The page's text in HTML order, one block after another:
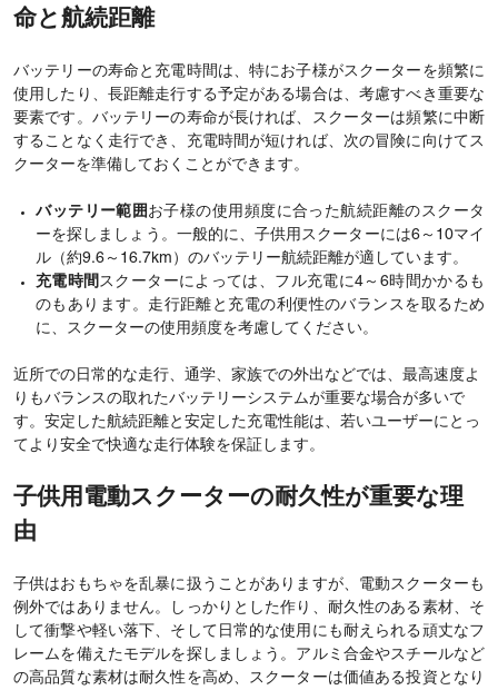
命と航続距離
バッテリーの寿命と充電時間は、特にお子様がスクーターを頻繁に
使用したり、長距離走行する予定がある場合は、考慮すべき重要な
要素です。バッテリーの寿命が長ければ、スクーターは頻繁に中断
することなく走行でき、充電時間が短ければ、次の冒険に向けてス
クーターを準備しておくことができます。
バッテリー範囲 お子様の使用頻度に合った航続距離のスクータ
ーを探しましょう。一般的に、子供用スクーターには6～10マイ
ル（約9.6～16.7km）のバッテリー航続距離が適しています。
充電時間 スクーターによっては、フル充電に4～6時間かかるも
のもあります。走行距離と充電の利便性のバランスを取るため
に、スクーターの使用頻度を考慮してください。
近所での日常的な走行、通学、家族での外出などでは、最高速度よ
りもバランスの取れたバッテリーシステムが重要な場合が多いで
す。安定した航続距離と安定した充電性能は、若いユーザーにとっ
てより安全で快適な走行体験を保証します。
子供用電動スクーターの耐久性が重要な理
由
子供はおもちゃを乱暴に扱うことがありますが、電動スクーターも
例外ではありません。しっかりとした作り、耐久性のある素材、そ
して衝撃や軽い落下、そして日常的な使用にも耐えられる頑丈なフ
レームを備えたモデルを探しましょう。アルミ合金やスチールなど
の高品質な素材は耐久性を高め、スクーターは価値ある投資となり